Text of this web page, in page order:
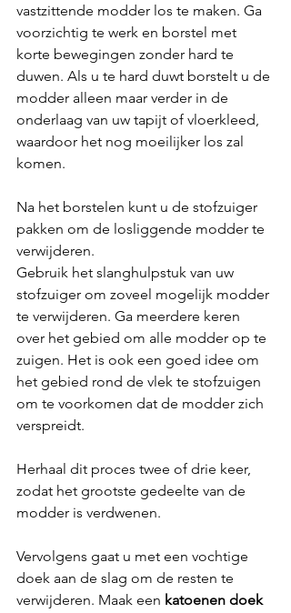
vastzittende modder los te maken. Ga
voorzichtig te werk en borstel met
korte bewegingen zonder hard te
duwen. Als u te hard duwt borstelt u de
modder alleen maar verder in de
onderlaag van uw tapijt of vloerkleed,
waardoor het nog moeilijker los zal
komen.
Na het borstelen kunt u de stofzuiger
pakken om de losliggende modder te
verwijderen.
Gebruik het slanghulpstuk van uw
stofzuiger om zoveel mogelijk modder
te verwijderen. Ga meerdere keren
over het gebied om alle modder op te
zuigen. Het is ook een goed idee om
het gebied rond de vlek te stofzuigen
om te voorkomen dat de modder zich
verspreidt.
Herhaal dit proces twee of drie keer,
zodat het grootste gedeelte van de
modder is verdwenen.
Vervolgens gaat u met een vochtige
doek aan de slag om de resten te
verwijderen. Maak een katoenen doek